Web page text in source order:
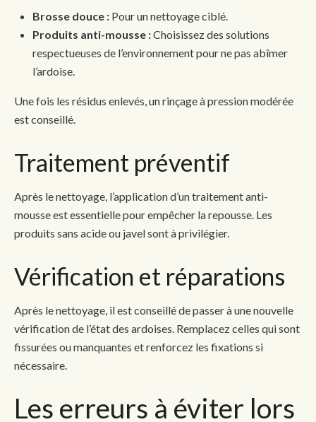
Brosse douce : Pour un nettoyage ciblé.
Produits anti-mousse :Choisissez des solutions
respectueuses de l’environnement pour ne pas abîmer
l’ardoise.
Une fois les résidus enlevés, un rinçage à pression modérée
est conseillé.
Traitement préventif
Après le nettoyage, l’application d’un traitement anti-
mousse est essentielle pour empêcher la repousse. Les
produits sans acide ou javel sont à privilégier.
Vérification et réparations
Après le nettoyage, il est conseillé de passer à une nouvelle
vérification de l’état des ardoises. Remplacez celles qui sont
fissurées ou manquantes et renforcez les fixations si
nécessaire.
Les erreurs à éviter lors